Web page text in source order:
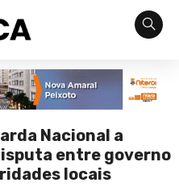
Nacional a
entre governo
locais